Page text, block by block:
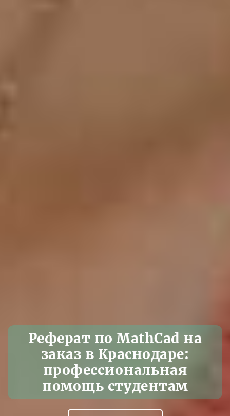
Реферат по MathCad на
заказ в Краснодаре:
профессиональная
помощь студентам